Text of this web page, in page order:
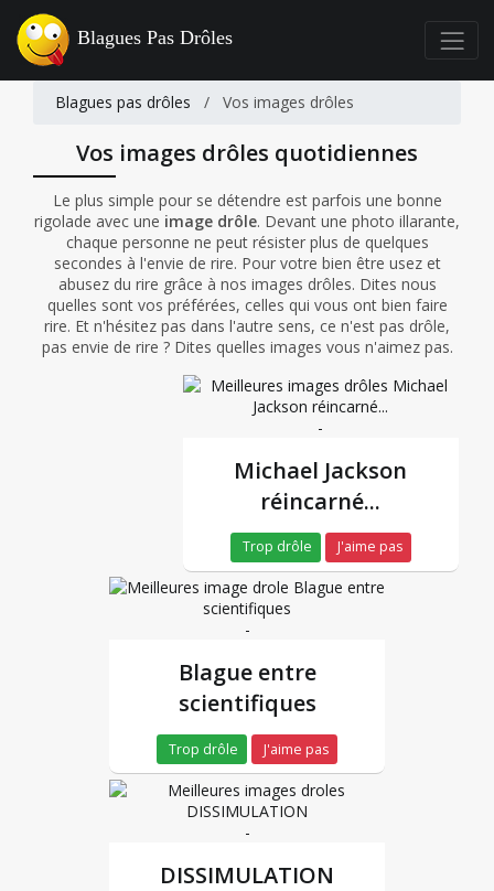
Blagues Pas Drôles
Blagues pas drôles / Vos images drôles
Vos images drôles quotidiennes
Le plus simple pour se détendre est parfois une bonne
rigolade avec une image drôle. Devant une photo illarante,
chaque personne ne peut résister plus de quelques
secondes à l'envie de rire. Pour votre bien être usez et
abusez du rire grâce à nos images drôles. Dites nous
quelles sont vos préférées, celles qui vous ont bien faire
rire. Et n'hésitez pas dans l'autre sens, ce n'est pas drôle,
pas envie de rire ? Dites quelles images vous n'aimez pas.
-
Michael Jackson
réincarné...
Trop drôle J'aime pas
-
Blague entre
scientifiques
Trop drôle J'aime pas
-
DISSIMULATION